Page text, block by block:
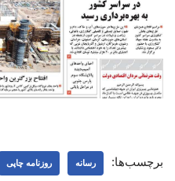
برچسب‌ها: رسانه روزنامه چاپی